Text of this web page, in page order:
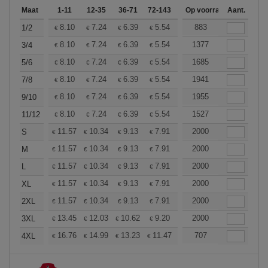
Maat 1-11 12-35 36-71 72-143 144-287 288 + Meer
Op voorraadAant.
1/2 € 8.10 € 7.24 € 6.39 € 5.54 5.11
883
3/4
€ 8.10 € 7.24 € 6.39 € 5.54 5.11
1377
5/6
€ 8.10 € 7.24 € 6.39 € 5.54 5.11
1685
7/8
€ 8.10 € 7.24 € 6.39 € 5.54 5.11
1941
9/10
€ 8.10 € 7.24 € 6.39 € 5.54 5.11
1955
11/12
€ 8.10 € 7.24 € 6.39 € 5.54 5.11
1527
S
€ 11.57 € 10.34 € 9.13 € 7.91 7.30
2000
M
€ 11.57 € 10.34 € 9.13 € 7.91 7.30
2000
L
€ 11.57 € 10.34 € 9.13 € 7.91 7.30
2000
XL
€ 11.57 € 10.34 € 9.13 € 7.91 7.30
2000
2XL
€ 11.57 € 10.34 € 9.13 € 7.91 7.30
2000
3XL
€ 13.45 € 12.03 € 10.62 € 9.20 8.50
2000
4XL
€ 16.76 € 14.99 € 13.23 € 11.47 10.58
707